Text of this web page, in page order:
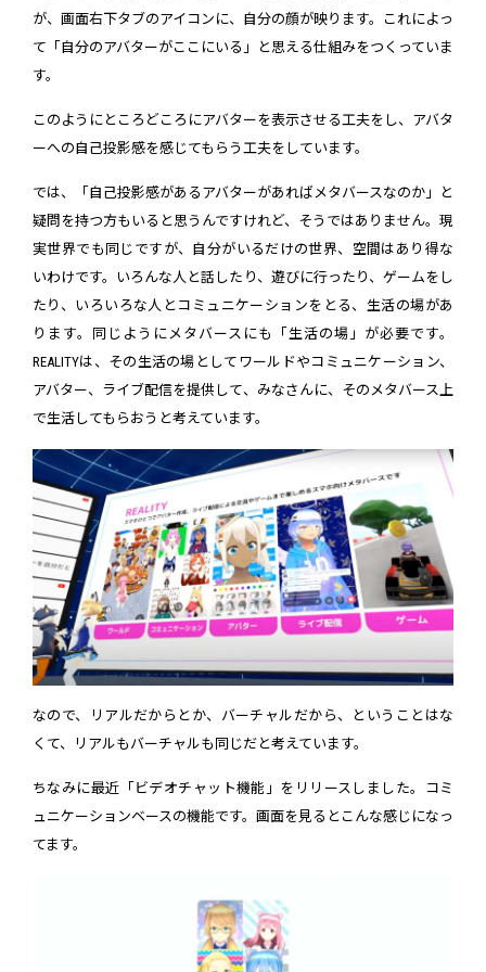
が、画面右下タブのアイコンに、自分の顔が映ります。これによっ
て「自分のアバターがここにいる」と思える仕組みをつくっていま
す。
このようにところどころにアバターを表示させる工夫をし、アバタ
ーへの自己投影感を感じてもらう工夫をしています。
では、「自己投影感があるアバターがあればメタバースなのか」と
疑問を持つ方もいると思うんですけれど、そうではありません。現
実世界でも同じですが、自分がいるだけの世界、空間はあり得な
いわけです。いろんな人と話したり、遊びに行ったり、ゲームをし
たり、いろいろな人とコミュニケーションをとる、生活の場があ
ります。同じようにメタバースにも「生活の場」が必要です。
REALITYは、その生活の場としてワールドやコミュニケーション、
アバター、ライブ配信を提供して、みなさんに、そのメタバース上
で生活してもらおうと考えています。
なので、リアルだからとか、バーチャルだから、ということはな
くて、リアルもバーチャルも同じだと考えています。
ちなみに最近「ビデオチャット機能」をリリースしました。コミ
ュニケーションベースの機能です。画面を見るとこんな感じになっ
てます。